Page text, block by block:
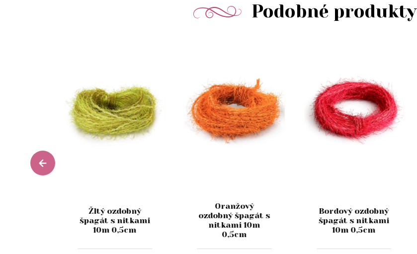
Podobné produkty
Žltý ozdobný
špagát s nitkami
10m 0,5cm
Oranžový
ozdobný špagát s
nitkami 10m
0,5cm
Bordový ozdobný
špagát s nitkami
10m 0,5cm